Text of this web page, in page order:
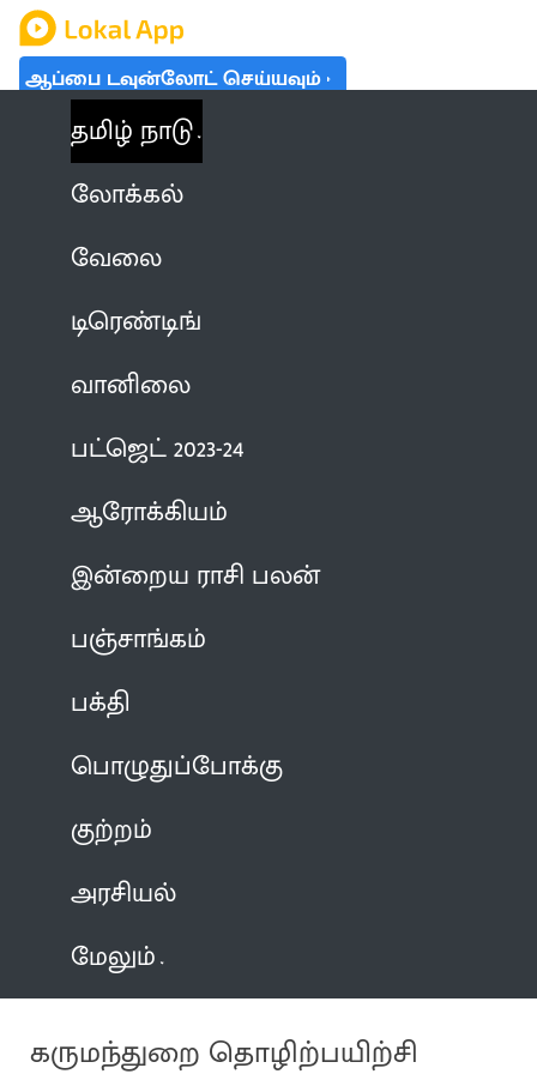
ஆப்பை டவுன்லோட் செய்யவும்
தமிழ் நாடு
லோக்கல்
வேலை
டிரெண்டிங்
வானிலை
பட்ஜெட் 2023-24
ஆரோக்கியம்
இன்றைய ராசி பலன்
பஞ்சாங்கம்
பக்தி
பொழுதுப்போக்கு
குற்றம்
அரசியல்
மேலும்
கருமந்துறை தொழிற்பயிற்சி